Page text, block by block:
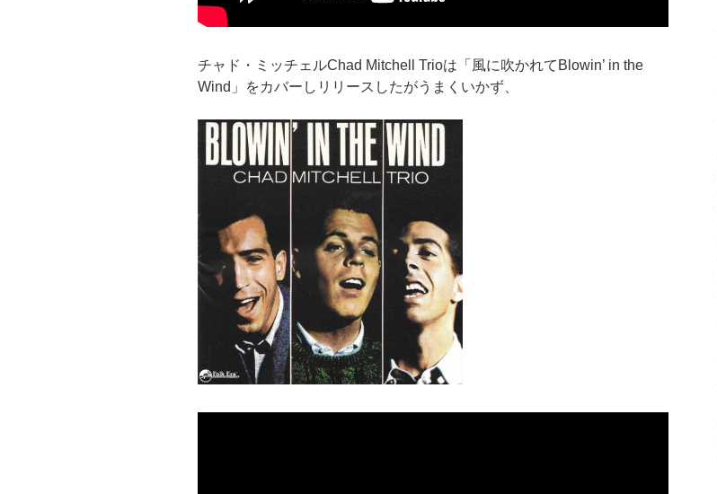
チャド・ミッチェルChad Mitchell Trioは「風に吹かれてBlowin’ in the
Wind」をカバーしリリースしたがうまくいかず、